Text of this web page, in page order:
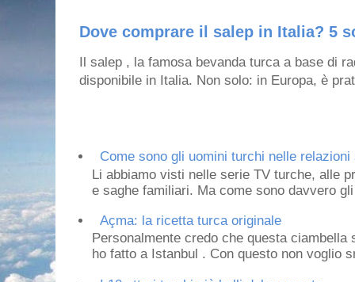
Dove comprare il salep in Italia? 5
Il salep , la famosa bevanda turca a base di
disponibile in Italia. Non solo: in Europa, è
Come sono gli uomini turchi nelle
Li abbiamo visti nelle serie TV turche, alle
e saghe familiari. Ma come sono davvero
Açma: la ricetta turca originale
Personalmente credo che questa
ho fatto a Istanbul . Con questo non voglio